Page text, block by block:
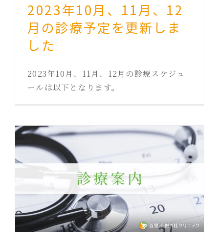
2023年10月、11月、12
月の診療予定を更新しま
した
2023年10月、11月、12月の診療スケジュ
ールは以下となります。